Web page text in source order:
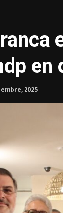
en
2025